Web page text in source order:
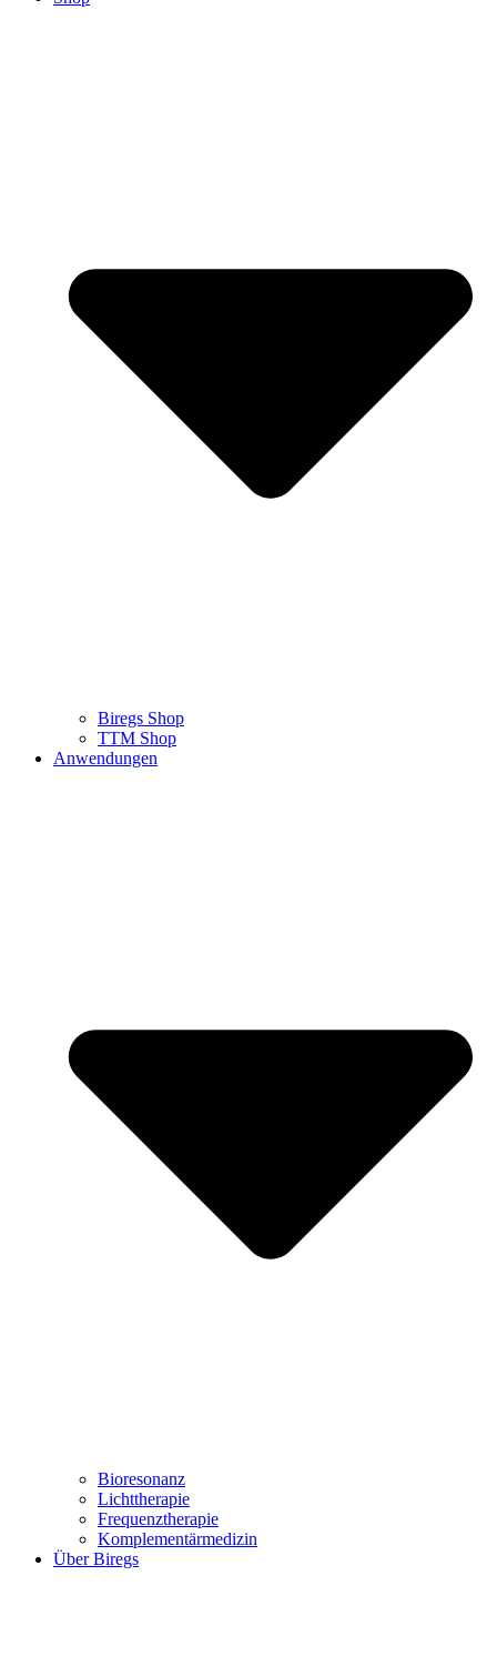
Biregs Shop
TTM Shop
Anwendungen
Bioresonanz
Lichttherapie
Frequenztherapie
Komplementärmedizin
Über Biregs